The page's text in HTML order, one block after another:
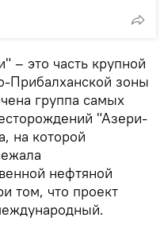
это часть крупной
Прибалханской зоны
группа самых
"Азери-
на которой
нефтяной
том, что проект